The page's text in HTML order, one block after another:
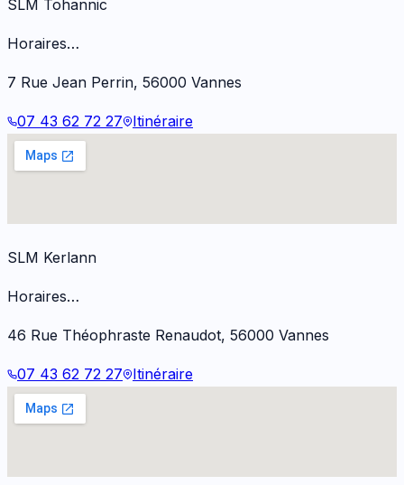
SLM Tohannic
Horaires…
7 Rue Jean Perrin, 56000 Vannes
07 43 62 72 27 Itinéraire
SLM Kerlann
Horaires…
46 Rue Théophraste Renaudot, 56000 Vannes
07 43 62 72 27 Itinéraire